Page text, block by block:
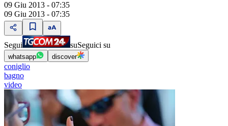
09 Giu 2013 - 07:35
09 Giu 2013 - 07:35
Segui suSeguici su
whatsapp discover
coniglio
bagno
video